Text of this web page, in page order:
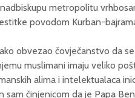
metropolitu
povodom Kurban-
obvezao čovječanstvo da
muslimani imaju veliko
alima i intelektualaca
činjenicom da je Papa